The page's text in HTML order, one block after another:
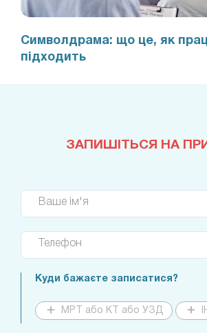
Символдрама: що це, як
підходить
ЗАПИШІТЬСЯ НА
Ваше ім'я
Телефон
Куди бажаєте записатися?
МРТ або КТ або УЗД